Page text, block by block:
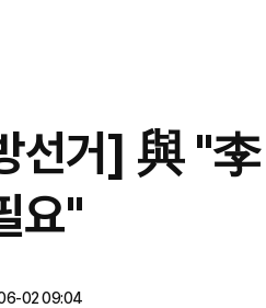
선거] 與 "
요"
02 09:04